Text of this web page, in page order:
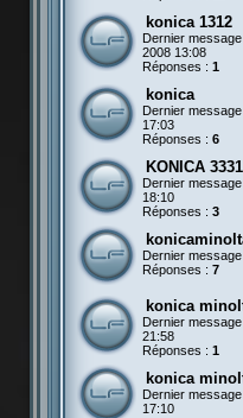
konica 1312
Dernier
2008 13:08
Réponses : 1
konica
Dernier
17:03
Réponses : 6
KONICA 3331
Dernier
18:10
Réponses : 3
Dernier
Réponses : 7
konica
Dernier
21:58
Réponses : 1
konica
Dernier
17:10